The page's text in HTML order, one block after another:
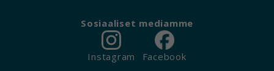
Sosiaaliset mediamme
Instagram Facebook